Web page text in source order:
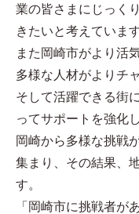
業の皆さまにじっく
きたいと考えています
また岡崎市がより活
多様な人材がよりチ
そして活躍できる街
ってサポートを強化
岡崎から多様な挑戦
集まり、その結果、
す。
「岡崎市に挑戦者が